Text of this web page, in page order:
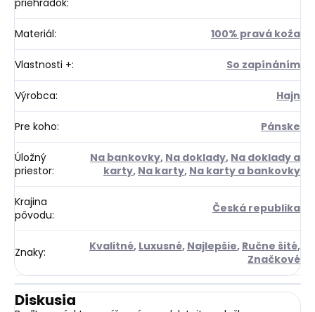
Materiál: 100% pravá koža
Vlastnosti +: So zapínáním
Výrobca: Hajn
Pre koho: Pánske
Úložný
priestor:
Na bankovky, Na doklady, Na doklady a
karty, Na karty, Na karty a bankovky
Krajina
pôvodu: Česká republika
Znaky: Kvalitné, Luxusné, Najlepšie, Ručne šité,
Značkové
Diskusia